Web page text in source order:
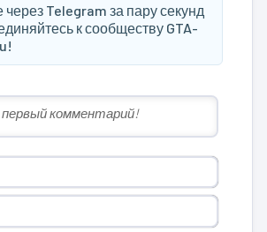
через Telegram за пару секунд
к сообществу GTA-
Имя*
Email*